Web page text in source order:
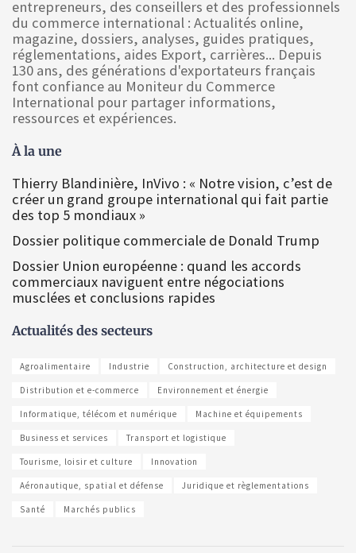
entrepreneurs, des conseillers et des professionnels
du commerce international : Actualités online,
magazine, dossiers, analyses, guides pratiques,
réglementations, aides Export, carrières... Depuis
130 ans, des générations d'exportateurs français
font confiance au Moniteur du Commerce
International pour partager informations,
ressources et expériences.
À la une
Thierry Blandinière, InVivo : « Notre vision, c’est de
créer un grand groupe international qui fait partie
des top 5 mondiaux »
Dossier politique commerciale de Donald Trump
Dossier Union européenne : quand les accords
commerciaux naviguent entre négociations
musclées et conclusions rapides
Actualités des secteurs
Agroalimentaire Industrie Construction, architecture et design
Distribution et e-commerce Environnement et énergie
Informatique, télécom et numérique Machine et équipements
Business et services Transport et logistique
Tourisme, loisir et culture Innovation
Aéronautique, spatial et défense Juridique et règlementations
Santé Marchés publics